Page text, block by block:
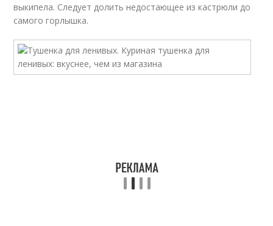
выкипела. Следует долить недостающее из кастрюли до
самого горлышка.